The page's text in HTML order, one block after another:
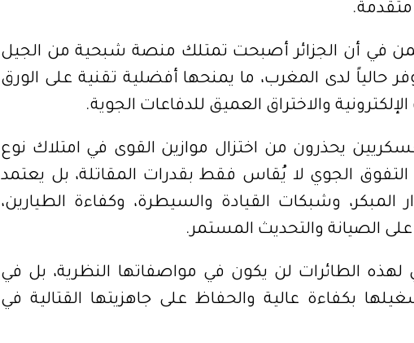
في أن الجزائر أصبحت تمتلك منصة شبحية من الجيل
حالياً لدى المغرب، ما يمنحها أفضلية تقنية على الورق
والاختراق العميق للدفاعات الجوية.
يحذرون من اختزال موازين القوى في امتلاك نوع
الجوي لا يُقاس فقط بقدرات المقاتلة، بل يعتمد
المبكر، وشبكات القيادة والسيطرة، وكفاءة الطيارين،
الصيانة والتحديث المستمر.
لهذه الطائرات لن يكون في مواصفاتها النظرية، بل في
بكفاءة عالية والحفاظ على جاهزيتها القتالية في